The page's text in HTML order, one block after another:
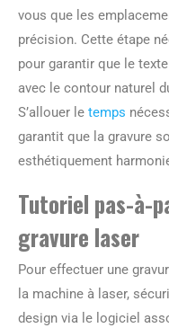
vous que les
précision. Cette étape
pour garantir que le
avec le contour naturel
S’allouer le temps
garantit que la gravure
esthétiquement
Tutoriel pas-à-
gravure laser
Pour effectuer une
la machine à laser,
design via le logiciel